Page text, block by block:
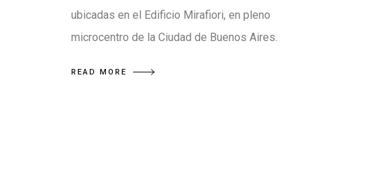
ubicadas en el Edificio Mirafiori, en pleno
microcentro de la Ciudad de Buenos Aires.
READ MORE